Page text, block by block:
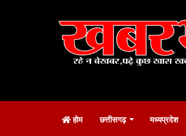
होम छत्तीसगढ़ मध्यप्रदेश